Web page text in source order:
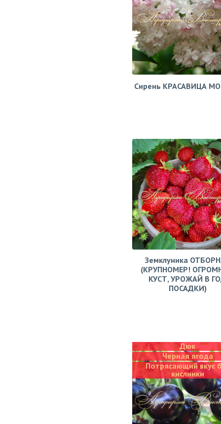
Сирень КРАСАВИЦА
Земклуника
(КРУПНОМЕР!
КУСТ, УРОЖАЙ В
ПОСАДКИ)
Дюк
Черная ягода
Потрясающий вкус
кислинки